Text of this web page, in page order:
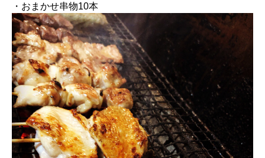
・おまかせ串物10本